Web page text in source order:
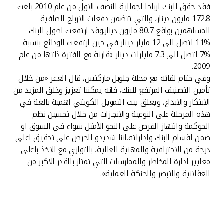
فقد حقق البنك ارباحا اجمالية للنصف الاول من عام 2010 بلغت
172.8 مليون دينار، والتي تتضمن دفعات الارباح الصافية
للمساهمين بواقع 80.7 مليون دينار.وقد ارتفعت اصول البنك
%11 لتصل الى 12 مليار دينار في حين ارتفعت الودائع بنسبة
%7 لتصل الى 7.3 مليارات دينار مقارنة مع الفترة ذاتها من عام
2009.
وفي ختام لقائه مع مجلة جلوبل ماركتس، قال العمر «من خلال
تأمين التصنيف المرتفع للبنك، فانه يمكننا تعزيز وخلق المزيد من
الابتكار والابداع، ويعلق بيت التمويل الكويتي اهمية بالغة في
هذه المرحلة على النوعية والانجازات من خلال تحسين نظم
الحوكمة وانتهاز الفرص على النحو الأمثل سواء في السوق او
ضمن اقسام البنك واداراته.اننا شديدو الحرص على تحقيق اعلى
درجة من الاحترافية والمهنية العالية، بالتوازي مع الاخذ باعلى
معايير ادارة المخاطر والممارسات التي تمتاز بالقدر الاكبر من
العقلانية والتبصر والحنكة العملية».